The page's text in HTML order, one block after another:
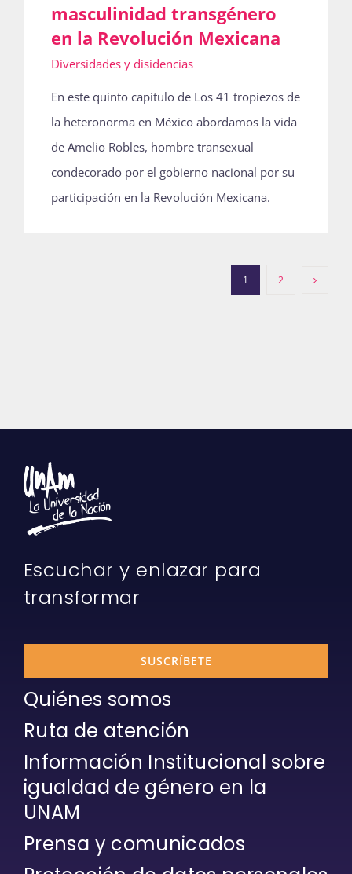
masculinidad transgénero
en la Revolución Mexicana
Diversidades y disidencias
En este quinto capítulo de Los 41 tropiezos de
la heteronorma en México abordamos la vida
de Amelio Robles, hombre transexual
condecorado por el gobierno nacional por su
participación en la Revolución Mexicana.
1 2
Escuchar y enlazar para
transformar
SUSCRÍBETE
Quiénes somos
Ruta de atención
Información Institucional sobre
igualdad de género en la
UNAM
Prensa y comunicados